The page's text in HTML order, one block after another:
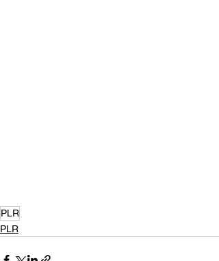
PLR
PLR